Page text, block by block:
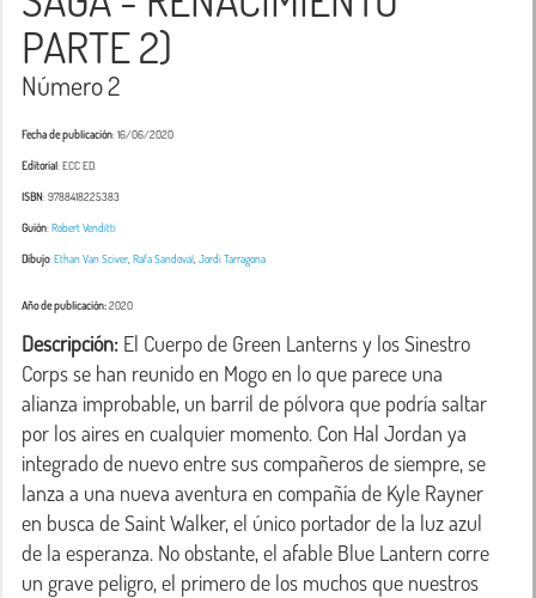
PARTE 2)
Número 2
Fecha de publicación: 16/06/2020
Editorial: ECC ED.
ISBN: 9788418225383
Guión:Robert Venditti
Dibujo:Ethan Van Sciver Rafa Sandoval Jordi Tarragona
Año de publicación:2020
Descripción: El Cuerpo de Green Lanterns y los Sinestro
Corps se han reunido en Mogo en lo que parece una
alianza improbable, un barril de pólvora que podría saltar
por los aires en cualquier momento. Con Hal Jordan ya
integrado de nuevo entre sus compañeros de siempre, se
lanza a una nueva aventura en compañía de Kyle Rayner
en busca de Saint Walker, el único portador de la luz azul
de la esperanza. No obstante, el afable Blue Lantern corre
un grave peligro, el primero de los muchos que nuestros